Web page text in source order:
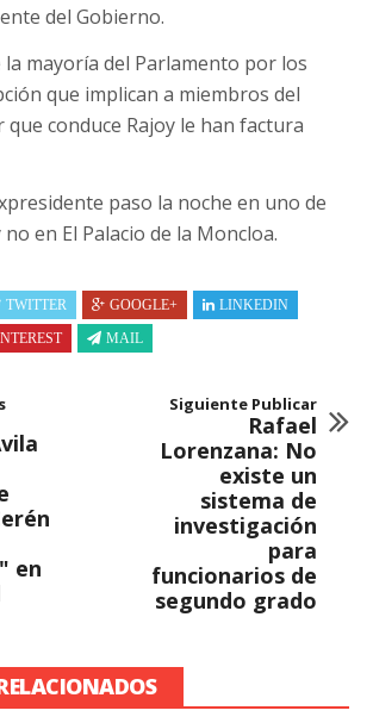
del Gobierno.
la mayoría del Parlamento por los
que implican a miembros del
conduce Rajoy le han factura
paso la noche en uno de
en El Palacio de la Moncloa​.
TWITTER GOOGLE+
LINKEDIN
MAIL
en
Siguiente Publicar
Rafael
Lorenzana: No
existe un
sistema de
investigación
para
funcionarios de
segundo grado